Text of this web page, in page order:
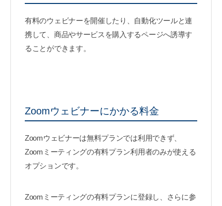
有料のウェビナーを開催したり、自動化ツールと連
携して、商品やサービスを購入するページへ誘導す
ることができます。
Zoomウェビナーにかかる料金
Zoomウェビナーは無料プランでは利用できず、
Zoomミーティングの有料プラン利用者のみが使える
オプションです。
Zoomミーティングの有料プランに登録し、さらに参